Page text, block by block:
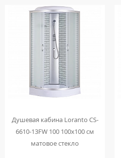
Душевая кабина Loranto CS-
6610-13FW 100 100х100 см
матовое стекло